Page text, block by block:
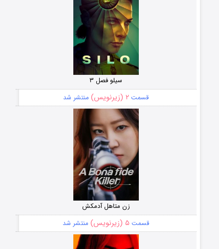
سیلو فصل ۳
قسمت ۲ (زیرنویس) منتشر شد
زن متاهل آدمکش
قسمت ۵ (زیرنویس) منتشر شد